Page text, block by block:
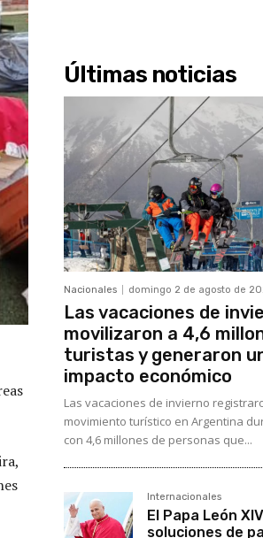
Últimas noticias
Nacionales domingo 2 de agosto de
Las vacaciones de
movilizaron a 4,6
turistas y generaron
impacto económico
Las vacaciones de invierno
movimiento turístico en Argentina
con 4,6 millones de personas que...
Internacionales
El Papa León
soluciones de